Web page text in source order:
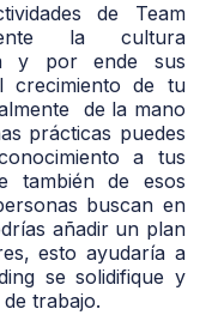
de Team
la cultura
y por ende sus
crecimiento de tu
de la mano
prácticas puedes
a tus
también de esos
buscan en
añadir un plan
esto ayudaría a
se solidifique y
trabajo.